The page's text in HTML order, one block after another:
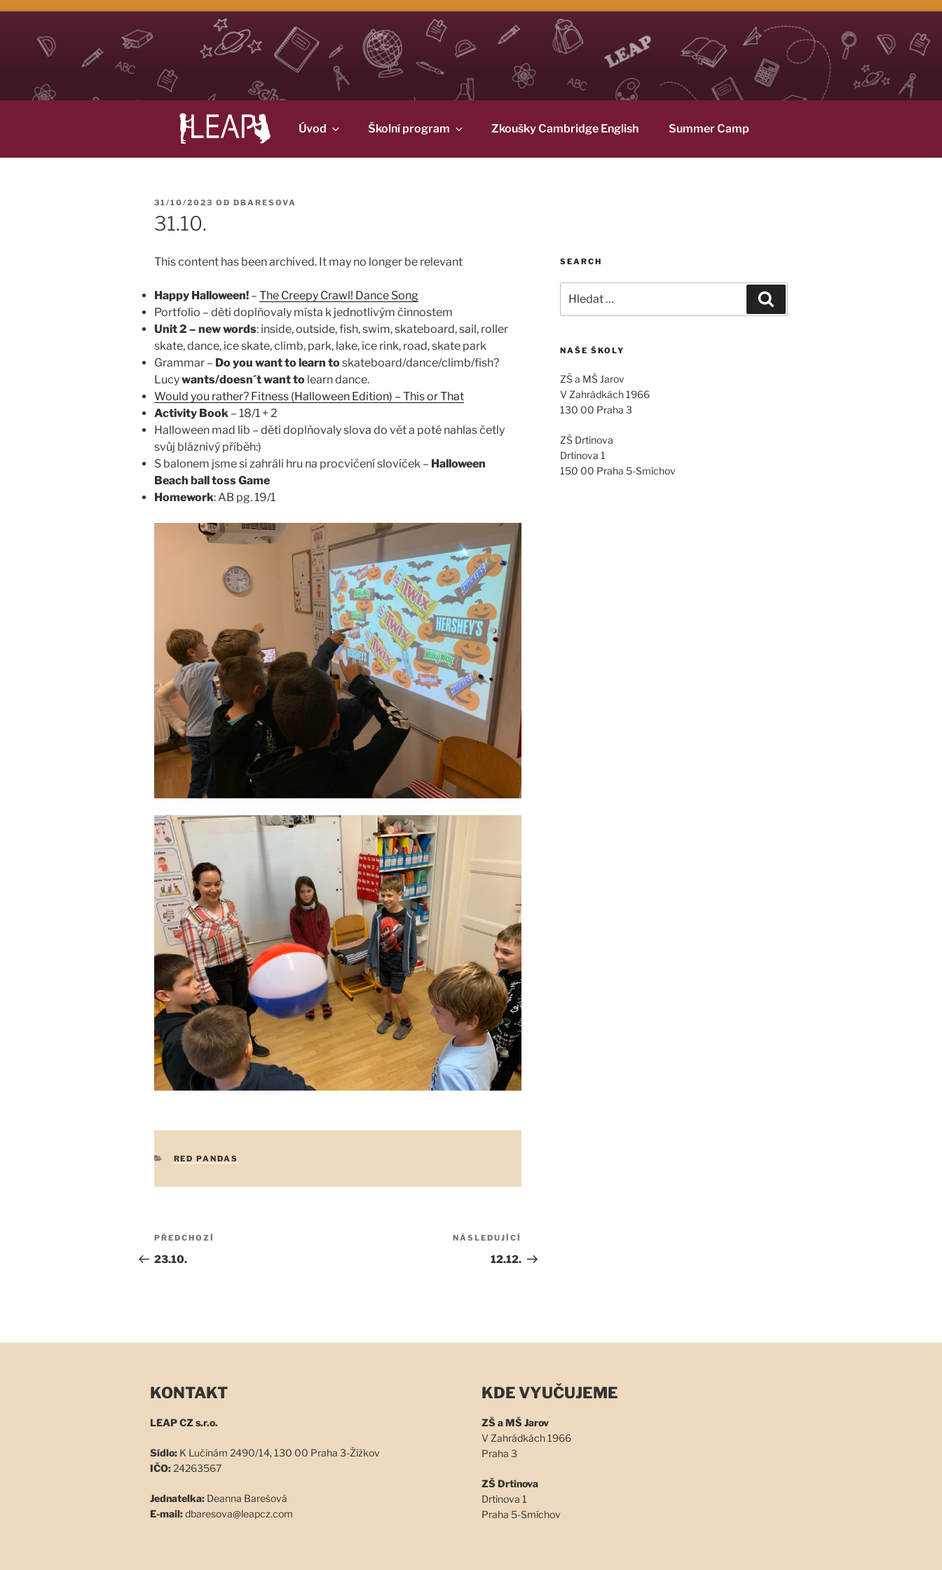
Přejít
obsahu
LEAP
Life Long English Achievement Project
Úvod Školní program Zkoušky Cambridge English Summer Camp
PUBLIKOVÁNO
31/10/2023 OD DBARESOVA
31.10.
This content has been archived. It may no longer be relevant
Happy Halloween! – The Creepy Crawl! Dance Song
Portfolio – děti doplňovaly místa k jednotlivým činnostem
Unit 2 – new words: inside, outside, fish, swim, skateboard, sail, roller
skate, dance, ice skate, climb, park, lake, ice rink, road, skate park
Grammar – Do you want to learn toskateboard/dance/climb/fish?
Lucywants/doesn´t wantto learn dance.
Would you rather? Fitness (Halloween Edition) – This or That
Activity Book – 18/1 + 2
Halloween mad lib – děti doplňovaly slova do vět a poté nahlas četly
svůj bláznivý příběh:)
S balonem jsme si zahráli hru na procvičení slovíček – Halloween
Beach ball toss Game
Homework: AB pg. 19/1
RUBRIKY
RED PANDAS
Navigace
pro
Předchozí
příspěvek
PŘEDCHOZÍ
23.10.
příspěvek
NÁSLEDUJÍCÍ
12.12.
SEARCH
NAŠE ŠKOLY
ZŠ a MŠ Jarov
V Zahrádkách 1966
130 00 Praha 3
ZŠ Drtinova
Drtinova 1
150 00 Praha 5-Smíchov
KONTAKT
LEAP CZ s.r.o.
Sídlo: K Lučinám 2490/14, 130 00 Praha 3-Žižkov
IČO:24263567
Jednatelka: Deanna Barešová
E-mail:dbaresova@leapcz.com
KDE VYUČUJEME
ZŠ a MŠ Jarov
V Zahrádkách 1966
Praha 3
ZŠ Drtinova
Drtinova 1
Praha 5-Smíchov